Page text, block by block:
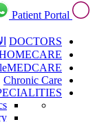
Patient Portal
DOCTORS
Chronic Care